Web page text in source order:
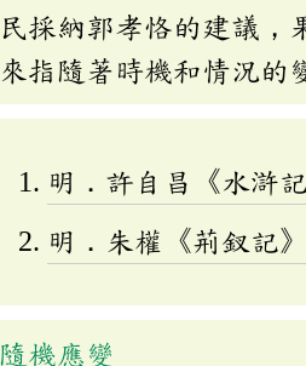
民採納郭孝恪的建議，
來指隨著時機和情況的
明．許自昌《水滸
明．朱權《荊釵記
隨機應變